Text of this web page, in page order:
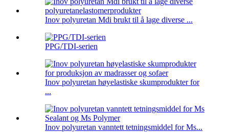
Inov polyuretan Mdi brukt til å lage diverse ...
PPG/TDI-serien
Inov polyuretan høyelastiske skumprodukter for
...
Inov polyuretan vanntett tetningsmiddel for Ms...